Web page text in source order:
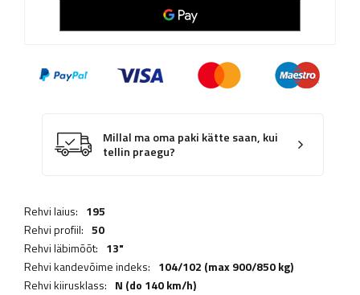
Millal ma oma paki kätte saan, kui
tellin praegu?
Rehvi laius: 195
Rehvi profiil: 50
Rehvi läbimõõt: 13"
Rehvi kandevõime indeks: 104/102 (max 900/850 kg)
Rehvi kiirusklass: N (do 140 km/h)